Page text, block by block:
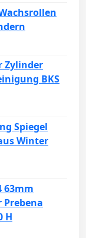
Zylinder
BKS
Spiegel
Winter
63mm
Prebena
H